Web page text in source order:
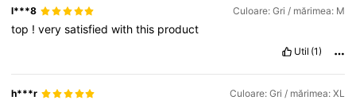
4,82 217K Urmăritori
l***8 Culoare: Gri / mărimea: M
top !verysatisfiedwiththis product
Util (1)
h***r Culoare: Gri / mărimea: XL